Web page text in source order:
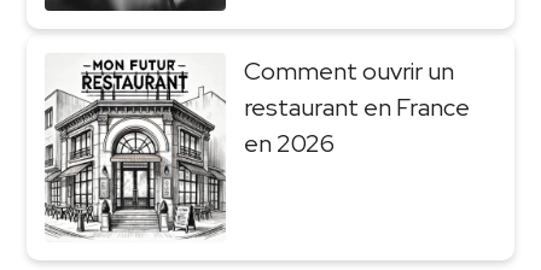
Comment ouvrir un
restaurant en France
en 2026